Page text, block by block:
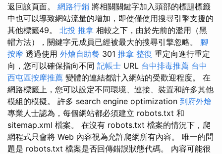
返回該頁面。 網路行銷 將相關關鍵字加入頭部的標題標籤
中也可以導致網站流量的增加，即使僅使用搜尋引擎支援的
其他標籤49。 北投 推拿 相較之下，由於先前的濫用（黑
帽方法），關鍵字元成員已經被最大的搜尋引擎忽略。 腳
按摩 透過使用 外燴自助餐 301 推拿 整復 重定向進行重定
向，您可以確保指向不同 記帳士 URL 台中排毒推薦 台中
西屯區按摩推薦 變體的連結都計入網站的受歡迎程度。 在
網路標籤上，您可以設定不同環境、連接、裝置和許多其他
模組的模擬。 許多 search engine optimization 到府外燴
專業人士認為，每個網站都必須建立 robots.txt 和
sitemap.xml 檔案。 在沒有 robots.txt 檔案的情況下，爬
網程式只會將 Web 內容視為允許爬網所有內容。 唯一的問
題是 robots.txt 檔案是否回傳錯誤狀態代碼。 內容可能很